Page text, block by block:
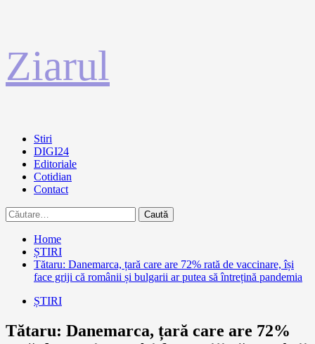
la
conținut
Ziarul
Primary
Menu
Stiri
DIGI24
Editoriale
Cotidian
Contact
Caută
după:
Home
ȘTIRI
Tătaru: Danemarca, țară care are 72% rată de vaccinare, își
face griji că românii și bulgarii ar putea să întrețină pandemia
ȘTIRI
Tătaru: Danemarca, țară care are 72%